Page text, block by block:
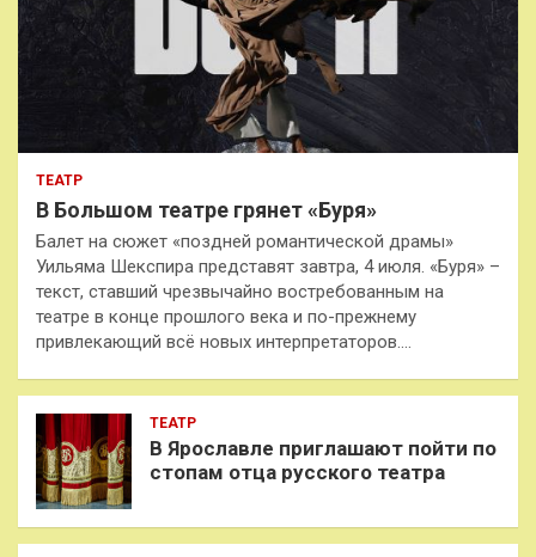
ТЕАТР
В Большом театре грянет «Буря»
Балет на сюжет «поздней романтической драмы»
Уильяма Шекспира представят завтра, 4 июля. «Буря» –
текст, ставший чрезвычайно востребованным на
театре в конце прошлого века и по-прежнему
привлекающий всё новых интерпретаторов.…
ТЕАТР
В Ярославле приглашают пойти по
стопам отца русского театра